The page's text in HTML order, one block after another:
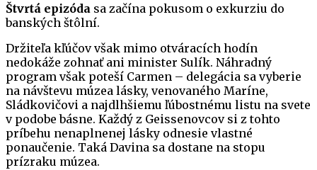
Štvrtá epizóda sa začína pokusom o exkurziu do
banských štôlní.
Držiteľa kľúčov však mimo otváracích hodín
nedokáže zohnať ani minister Sulík. Náhradný
program však poteší Carmen – delegácia sa vyberie
na návštevu múzea lásky, venovaného Maríne,
Sládkovičovi a najdlhšiemu ľúbostnému listu na svete
v podobe básne. Každý z Geissenovcov si z tohto
príbehu nenaplnenej lásky odnesie vlastné
ponaučenie. Taká Davina sa dostane na stopu
prízraku múzea.